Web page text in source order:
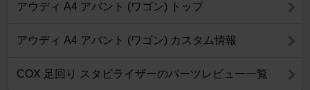
アウディ A4 アバント (ワゴン) トップ
アウディ A4 アバント (ワゴン) カスタム情報
COX 足回り スタビライザーのパーツレビュー一覧